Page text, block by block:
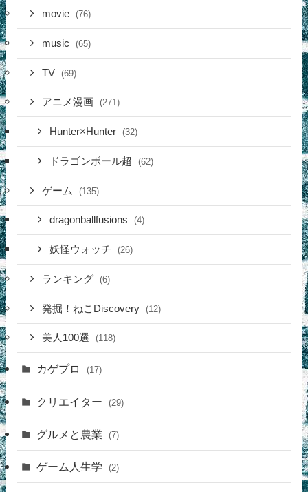
movie (76)
music (65)
TV (69)
アニメ漫画 (271)
Hunter×Hunter (32)
ドラゴンボール超 (62)
ゲーム (135)
dragonballfusions (4)
妖怪ウォッチ (26)
ランキング (6)
発掘！ねこDiscovery (12)
美人100選 (118)
カゲプロ (17)
クリエイター (29)
グルメと農業 (7)
ゲーム人生学 (2)